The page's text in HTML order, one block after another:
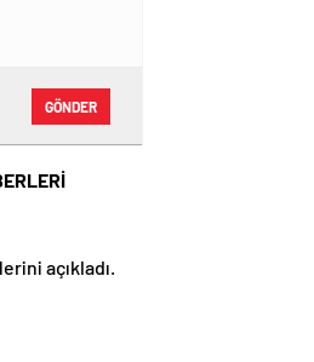
GÖNDER
açıkladı.